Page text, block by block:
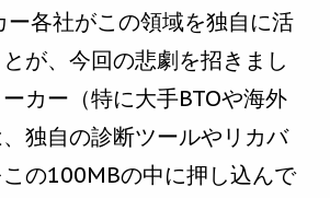
ー各社がこの領域を独自に活
が、今回の悲劇を招きまし
カー（特に大手BTOや海外
独自の診断ツールやリカバ
の100MBの中に押し込んで